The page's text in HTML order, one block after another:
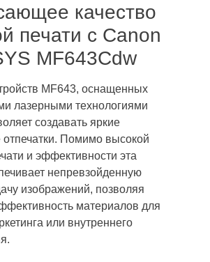
качество
печати с Canon
MF643Cdw
MF643, оснащенных
лазерными технологиями
создавать яркие
Помимо высокой
и эффективности эта
непревзойденную
изображений, позволяя
материалов для
или внутреннего